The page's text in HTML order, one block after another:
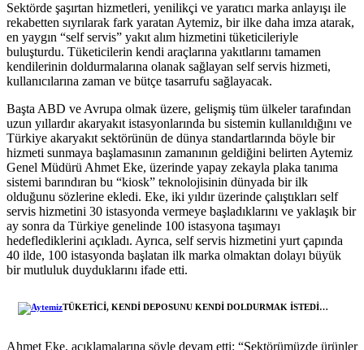
Sektörde şaşırtan hizmetleri, yenilikçi ve yaratıcı marka anlayışı ile
rekabetten sıyrılarak fark yaratan Aytemiz, bir ilke daha imza atarak,
en yaygın “self servis” yakıt alım hizmetini tüketicileriyle
buluşturdu. Tüketicilerin kendi araçlarına yakıtlarını tamamen
kendilerinin doldurmalarına olanak sağlayan self servis hizmeti,
kullanıcılarına zaman ve bütçe tasarrufu sağlayacak.
Başta ABD ve Avrupa olmak üzere, gelişmiş tüm ülkeler tarafından
uzun yıllardır akaryakıt istasyonlarında bu sistemin kullanıldığını ve
Türkiye akaryakıt sektörünün de dünya standartlarında böyle bir
hizmeti sunmaya başlamasının zamanının geldiğini belirten Aytemiz
Genel Müdürü Ahmet Eke, üzerinde yapay zekayla plaka tanıma
sistemi barındıran bu “kiosk” teknolojisinin dünyada bir ilk
olduğunu sözlerine ekledi. Eke, iki yıldır üzerinde çalıştıkları self
servis hizmetini 30 istasyonda vermeye başladıklarını ve yaklaşık bir
ay sonra da Türkiye genelinde 100 istasyona taşımayı
hedeflediklerini açıkladı. Ayrıca, self servis hizmetini yurt çapında
40 ilde, 100 istasyonda başlatan ilk marka olmaktan dolayı büyük
bir mutluluk duyduklarını ifade etti.
TÜKETİCİ, KENDİ DEPOSUNU KENDİ DOLDURMAK İSTEDİ…
Ahmet Eke, açıklamalarına şöyle devam etti: “Sektörümüzde ürünler